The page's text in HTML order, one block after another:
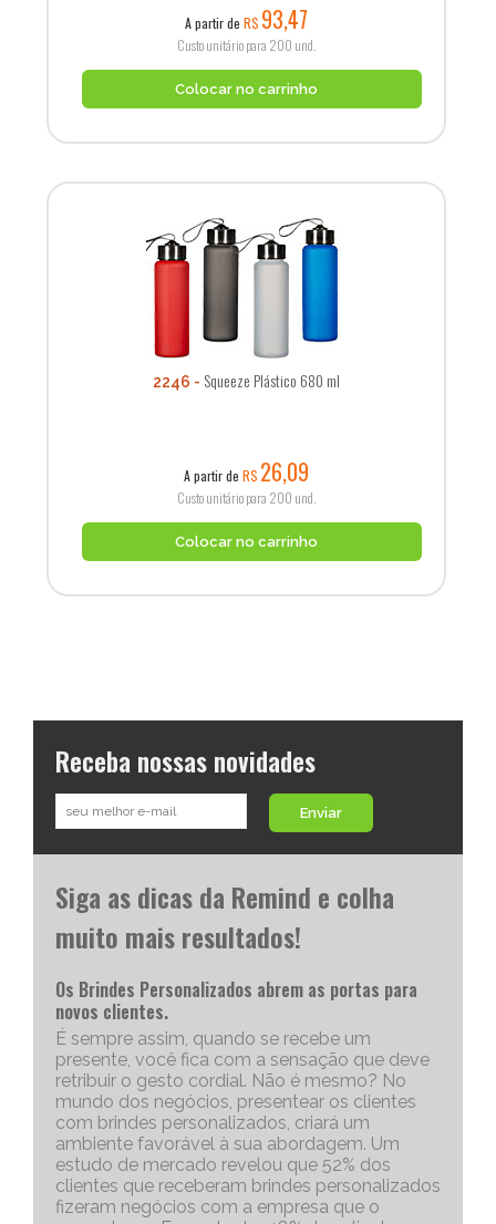
A partir de R$ 93,47
Custo unitário para 200 und.
Colocar no carrinho
2246 Squeeze Plástico 680 ml
A partir de R$ 26,09
Custo unitário para 200 und.
Colocar no carrinho
Receba nossas novidades
Enviar
Siga as dicas da Remind e colha
muito mais resultados!
Os Brindes Personalizados abrem as portas para
novos clientes.
É sempre assim, quando se recebe um
presente, você fica com a sensação que deve
retribuir o gesto cordial. Não é mesmo? No
mundo dos negócios, presentear os clientes
com brindes personalizados, criará um
ambiente favorável à sua abordagem. Um
estudo de mercado revelou que 52% dos
clientes que receberam brindes personalizados
fizeram negócios com a empresa que o